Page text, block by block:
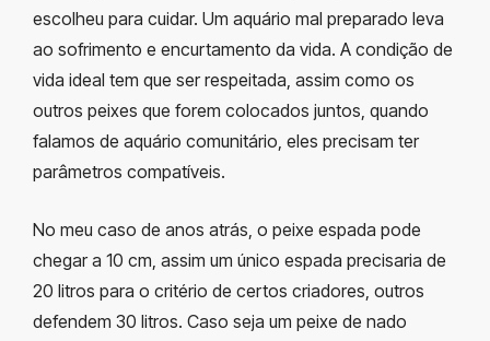
escolheu para cuidar. Um aquário mal preparado leva
ao sofrimento e encurtamento da vida. A condição de
vida ideal tem que ser respeitada, assim como os
outros peixes que forem colocados juntos, quando
falamos de aquário comunitário, eles precisam ter
parâmetros compatíveis.
No meu caso de anos atrás, o peixe espada pode
chegar a 10 cm, assim um único espada precisaria de
20 litros para o critério de certos criadores, outros
defendem 30 litros. Caso seja um peixe de nado